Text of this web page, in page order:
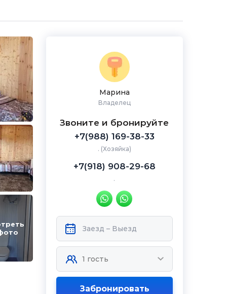
Марина
Владелец
Звоните и бронируйте
+7(988) 169-38-33
. (Хозяйка)
+7(918) 908-29-68
.
Забронировать